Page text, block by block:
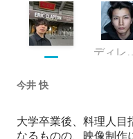
ディ
今井 快
大学卒業後、料理人目
なるものの、映像制作